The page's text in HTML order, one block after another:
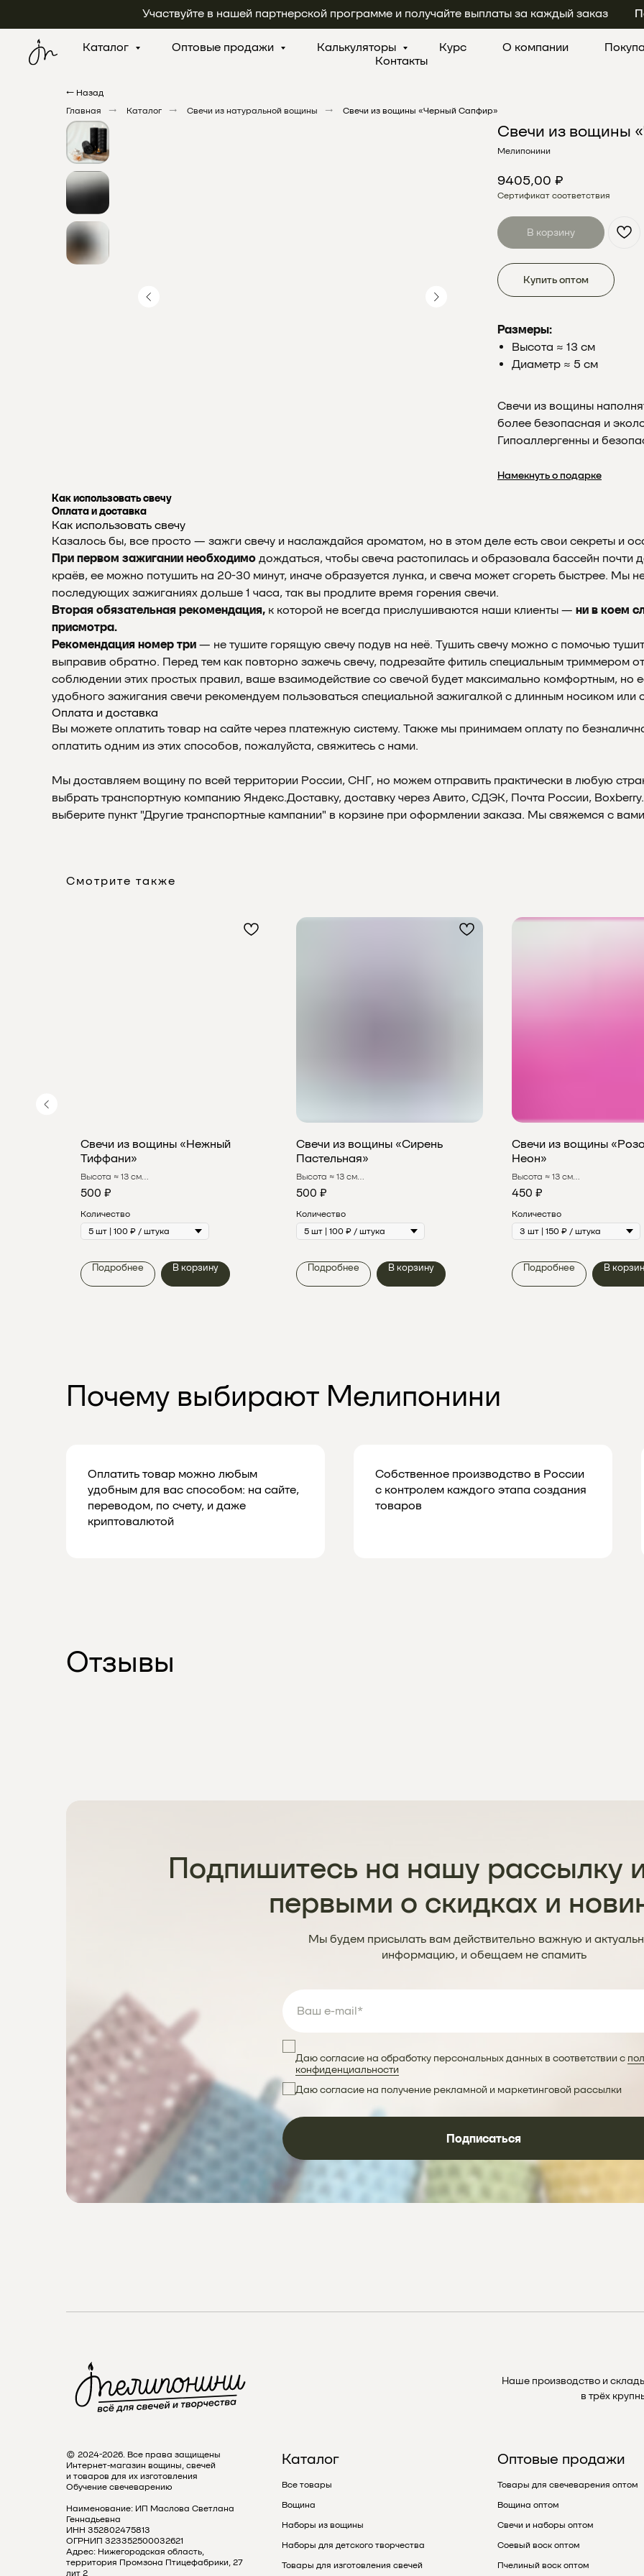
Участвуйте в нашей партнерской программе и получайте выплаты за каждый заказ
Каталог Оптовые продажи Калькуляторы Курс О компании
Контакты
← Назад
Главная
→ Каталог → Свечи из натуральной вощины → Свечи из вощины «Черный Сапфир»
Свечи из вощины
Мелипонини
9405,00 ₽
Сертификат соответствия
В корзину
Купить оптом
Размеры:
Высота ≈ 13 см
Диаметр ≈ 5 см
Свечи из вощины
более безопасная и
Гипоаллергенны и
Намекнуть о подарке
Как использовать свечу
Оплата и доставка
Как использовать свечу
Казалось бы, все просто — зажги свечу и наслаждайся ароматом, но в этом деле есть свои секреты и
При первом зажигании необходимо дождаться, чтобы свеча растопилась и образовала бассейн почти
краёв, ее можно потушить на 20-30 минут, иначе образуется лунка, и свеча может сгореть быстрее. Мы
последующих зажиганиях дольше 1 часа, так вы продлите время горения свечи.
Вторая обязательная рекомендация, к которой не всегда прислушиваются наши клиенты — ни в коем
присмотра.
Рекомендация номер три — не тушите горящую свечу подув на неё. Тушить свечу можно с помочью
выправив обратно. Перед тем как повторно зажечь свечу, подрезайте фитиль специальным триммером
соблюдении этих простых правил, ваше взаимодействие со свечой будет максимально комфортным, но
удобного зажигания свечи рекомендуем пользоваться специальной зажигалкой с длинным носиком или
Оплата и доставка
Вы можете оплатить товар на сайте через платежную систему. Также мы принимаем оплату по
оплатить одним из этих способов, пожалуйста, свяжитесь с нами.
Мы доставляем вощину по всей территории России, СНГ, но можем отправить практически в любую
выбрать транспортную компанию Яндекс.Доставку, доставку через Авито, СДЭК, Почта России,
выберите пункт "Другие транспортные кампании" в корзине при оформлении заказа. Мы свяжемся с
Смотрите также
Свечи из вощины «Нежный
Тиффани»
Высота ≈ 13 см
500 ₽
Количество
Подробнее В корзину
Свечи из вощины «Сирень
Пастельная»
Высота ≈ 13 см
500 ₽
Количество
Подробнее В корзину
Свечи из вощины
Неон»
Высота ≈ 13 см
450 ₽
Количество
Подробнее В
Почему выбирают Мелипонини
Оплатить товар можно любым
удобным для вас способом: на сайте,
переводом, по счету, и даже
криптовалютой
Собственное производство в России
с контролем каждого этапа создания
товаров
Отзывы
Мы будем присылать вам действительно важную и
информацию, и обещаем не спамить
Подпишитесь на нашу рассылку
первыми о скидках и
Даю согласие на обработку персональных данных в соответствии с
конфиденциальности
Даю согласие на получение рекламной и маркетинговой рассылки
Подписаться
Наше производство и
в трёх
© 2024-2026. Все права защищены
Интернет-магазин вощины, свечей
и товаров для их изготовления
Обучение свечеварению
Наименование: ИП Маслова Светлана
Геннадьевна
ИНН 352802475813
ОГРНИП 323352500032621
Адрес: Нижегородская область,
территория Промзона Птицефабрики, 27
лит 2
Каталог
Все товары
Вощина
Наборы из вощины
Наборы для детского творчества
Товары для изготовления свечей
Оптовые продажи
Товары для свечеварения оптом
Вощина оптом
Свечи и наборы оптом
Соевый воск оптом
Пчелиный воск оптом